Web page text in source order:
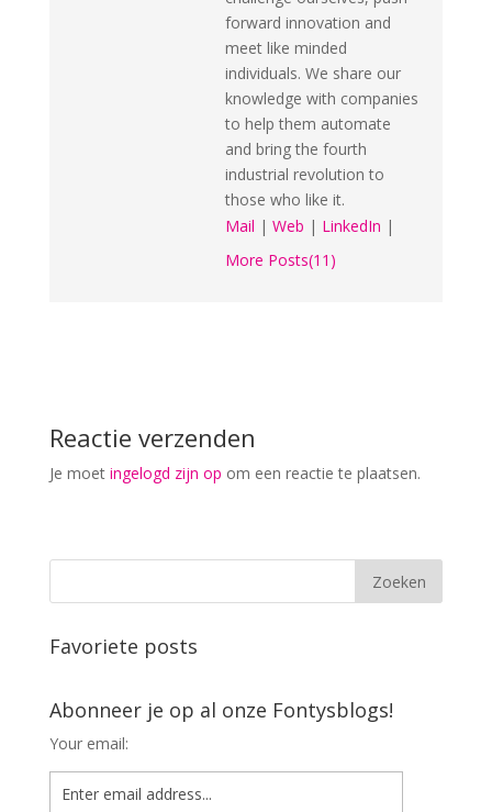
forward innovation and
meet like minded
individuals. We share our
knowledge with companies
to help them automate
and bring the fourth
industrial revolution to
those who like it.
Mail | Web | LinkedIn |
More Posts(11)
Reactie verzenden
Je moet ingelogd zijn op om een reactie te plaatsen.
Favoriete posts
Abonneer je op al onze Fontysblogs!
Your email: